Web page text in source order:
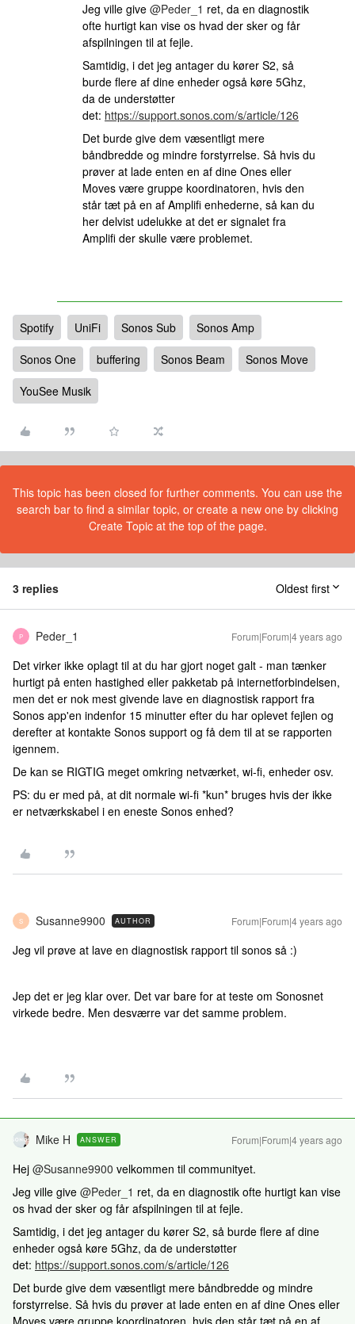
Jeg ville give @Peder_1 ret, da en diagnostik
ofte hurtigt kan vise os hvad der sker og får
afspilningen til at fejle.
Samtidig, i det jeg antager du kører S2, så
burde flere af dine enheder også køre 5Ghz,
da de understøtter
det: https://support.sonos.com/s/article/126
Det burde give dem væsentligt mere
båndbredde og mindre forstyrrelse. Så hvis du
prøver at lade enten en af dine Ones eller
Moves være gruppe koordinatoren, hvis den
står tæt på en af Amplifi enhederne, så kan du
her delvist udelukke at det er signalet fra
Amplifi der skulle være problemet.
Spotify UniFi Sonos Sub
Sonos Amp
Sonos One
buffering Sonos Beam
Sonos Move
YouSee Musik
This topic has been closed for further comments. You can use the
search bar to find a similar topic, or create a new one by clicking
Create Topic at the top of the page.
3 replies Oldest first
P Peder_1 Forum|Forum|4 years ago
Det virker ikke oplagt til at du har gjort noget galt - man tænker
hurtigt på enten hastighed eller pakketab på internetforbindelsen,
men det er nok mest givende lave en diagnostisk rapport fra
Sonos app'en indenfor 15 minutter efter du har oplevet fejlen og
derefter at kontakte Sonos support og få dem til at se rapporten
igennem.
De kan se RIGTIG meget omkring netværket, wi-fi, enheder osv.
PS: du er med på, at dit normale wi-fi *kun* bruges hvis der ikke
er netværkskabel i en eneste Sonos enhed?
S Susanne9900 AUTHOR Forum|Forum|4 years ago
Jeg vil prøve at lave en diagnostisk rapport til sonos så :)
Jep det er jeg klar over. Det var bare for at teste om Sonosnet
virkede bedre. Men desværre var det samme problem.
Mike H ANSWER Forum|Forum|4 years ago
Hej @Susanne9900 velkommen til communityet.
Jeg ville give @Peder_1 ret, da en diagnostik ofte hurtigt kan vise
os hvad der sker og får afspilningen til at fejle.
Samtidig, i det jeg antager du kører S2, så burde flere af dine
enheder også køre 5Ghz, da de understøtter
det: https://support.sonos.com/s/article/126
Det burde give dem væsentligt mere båndbredde og mindre
forstyrrelse. Så hvis du prøver at lade enten en af dine Ones eller
Moves være gruppe koordinatoren, hvis den står tæt på en af